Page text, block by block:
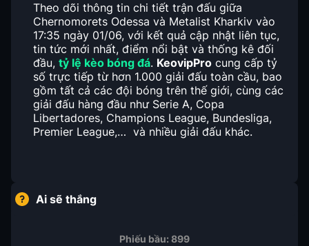
Theo dõi thông tin chi tiết trận đấu giữa
Chernomorets Odessa và Metalist Kharkiv vào
17:35 ngày 01/06, với kết quả cập nhật liên tục,
tin tức mới nhất, điểm nổi bật và thống kê đối
đầu, tỷ lệ kèo bóng đá. KeovipPro cung cấp tỷ
số trực tiếp từ hơn 1.000 giải đấu toàn cầu, bao
gồm tất cả các đội bóng trên thế giới, cùng các
giải đấu hàng đầu như Serie A, Copa
Libertadores, Champions League, Bundesliga,
Premier League,… và nhiều giải đấu khác.
Ai sẽ thắng
Phiếu bầu:899